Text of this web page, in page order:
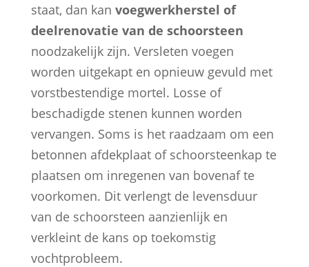
staat, dan kan voegwerkherstel of
deelrenovatie van de schoorsteen
noodzakelijk zijn. Versleten voegen
worden uitgekapt en opnieuw gevuld met
vorstbestendige mortel. Losse of
beschadigde stenen kunnen worden
vervangen. Soms is het raadzaam om een
betonnen afdekplaat of schoorsteenkap te
plaatsen om inregenen van bovenaf te
voorkomen. Dit verlengt de levensduur
van de schoorsteen aanzienlijk en
verkleint de kans op toekomstig
vochtprobleem.